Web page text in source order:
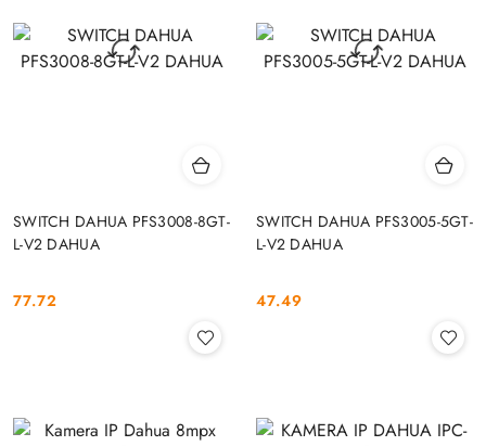
SWITCH DAHUA PFS3008-8GT-
L-V2 DAHUA
Cena:
77.72
SWITCH DAHUA PFS3005-5GT-
L-V2 DAHUA
Cena:
47.49